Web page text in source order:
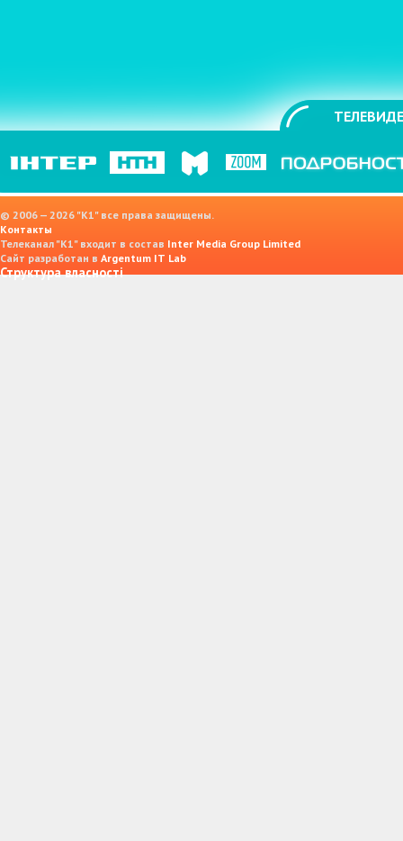
© 2006 — 2026 "K1" все права защищены.
Контакты
Телеканал "К1" входит в состав Inter Media Group Limited
Сайт разработан в Argentum IT Lab
Структура власності